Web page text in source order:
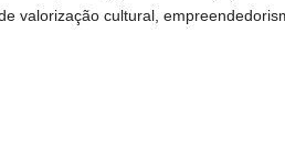
valorização cultural,